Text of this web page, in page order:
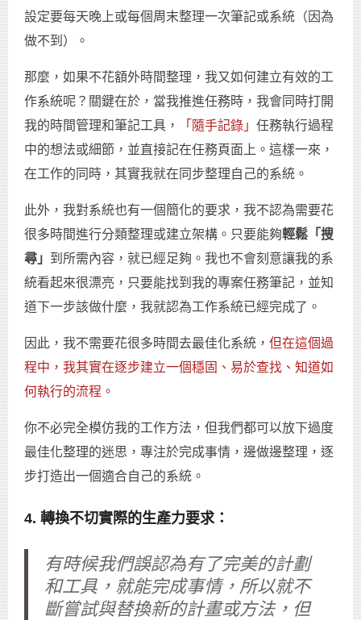
設定要每天晚上或每個周末整理一次筆記或系統（因為
做不到）。
那麼，如果不花額外時間整理，我又如何建立有效的工
作系統呢？關鍵在於，當我推進任務時，我會同時打開
我的時間管理和筆記工具，
「隨手記錄」 任務執行過程
中的想法或細節，並直接記在任務頁面上。這樣一來，
在工作的同時，其實我就在同步整理自己的系統。
此外，我對系統也有一個簡化的要求，我不認為需要花
很多時間進行分類整理或建立架構。只要能夠輕鬆「搜
尋」 到所需內容，就已經足夠。我也不會刻意讓我的系
統看起來很漂亮，只要能找到我的專案任務筆記，並知
道下一步該做什麼，我就認為工作系統已經完成了。
因此，我不需要花很多時間去最佳化系統， 但在這個過
程中，我其實在逐步建立一個穩固、易於查找、知道如
何執行的流程。
你不必完全模仿我的工作方法，但我們都可以放下過度
最佳化整理的迷思，專注於完成事情，邊做邊整理，逐
步打造出一個適合自己的系統。
4. 轉換不切實際的生產力要求：
有時候我們誤認為有了完美的計劃
和工具，就能完成事情，所以就不
斷嘗試與替換新的計畫或方法，但